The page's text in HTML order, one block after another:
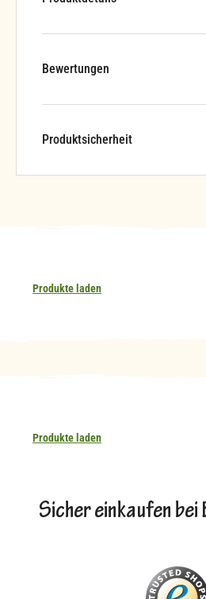
Bewertungen
Produktsicherheit
Produkte laden
Produkte laden
Sicher einkaufen bei